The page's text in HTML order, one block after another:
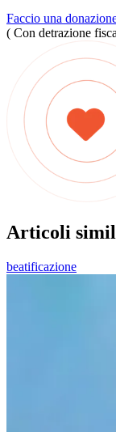
Faccio una
( Con detrazione
Articoli
beatificazione